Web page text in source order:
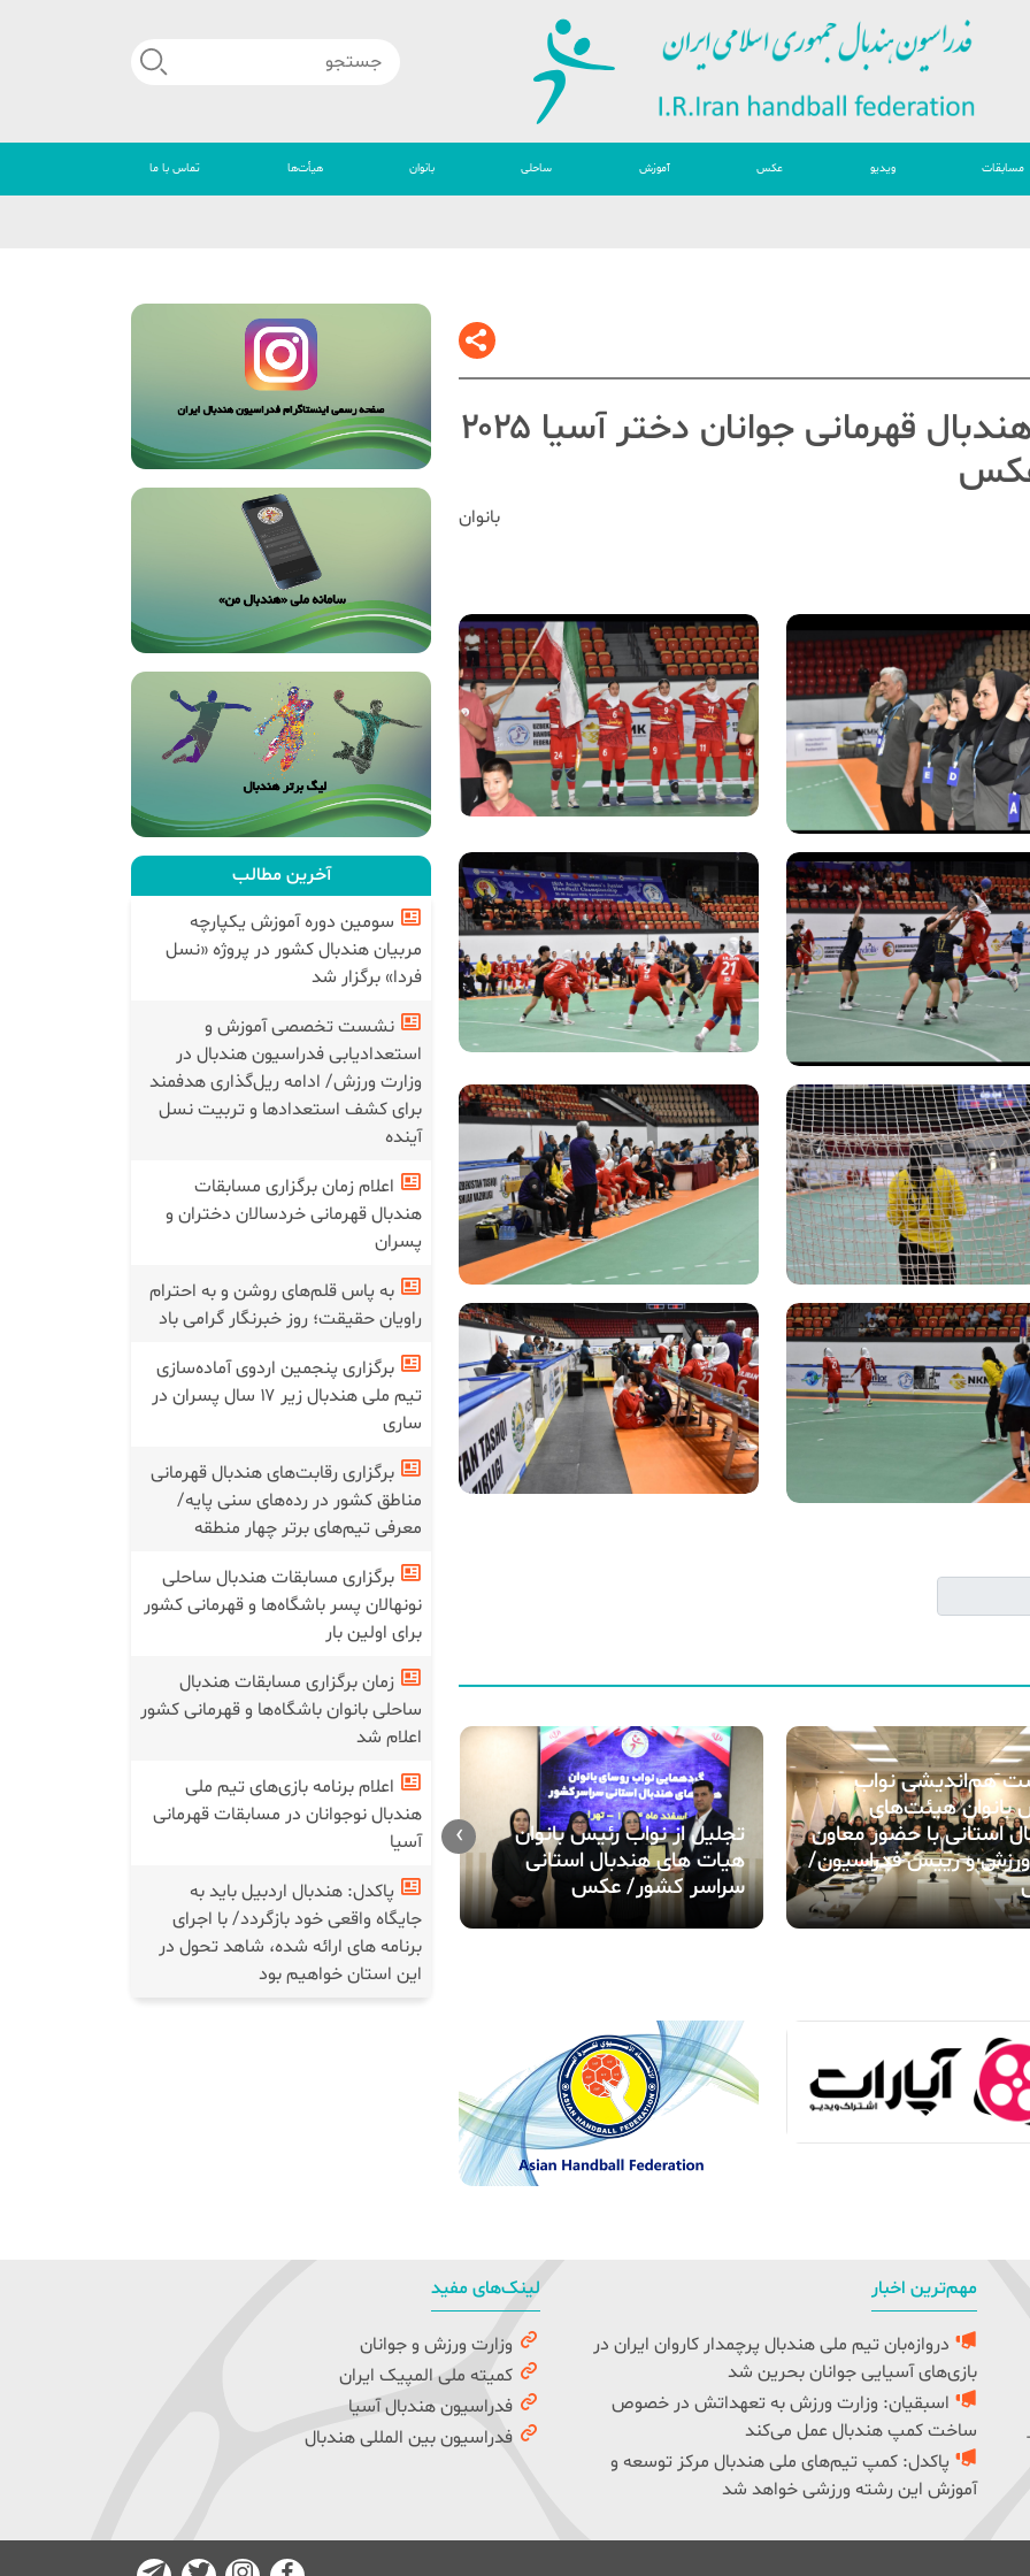
مسابقات ویدیو عکس آموزش ساحلی بانوان هیأت‌ها تماس با ما
هجدهمین دوره مسابقات هندبال قهرمانی جوانان دختر آسیا ۲۰۲۵
عکس
بانوان
هم‌اندیشی نواب
بانوان هیئت‌های
استانی با حضور معاون
ورزش و رییس فدراسیون/
تجلیل از نواب رئیس بانوان
هیات های هندبال استانی
سراسر کشور/ عکس
دیدار تیم ملی هندبال بانوان
ایران مقابل پاراگوئه/ عکس
›
آخرین مطالب
سومین دوره آموزش یکپارچه
مربیان هندبال کشور در پروژه «نسل
فردا» برگزار شد
نشست تخصصی آموزش و
استعدادیابی فدراسیون هندبال در
وزارت ورزش/ ادامه ریل‌گذاری هدفمند
برای کشف استعدادها و تربیت نسل
آینده
اعلام زمان برگزاری مسابقات
هندبال قهرمانی خردسالان دختران و
پسران
به پاس قلم‌های روشن و به احترام
راویان حقیقت؛ روز خبرنگار گرامی باد
برگزاری پنجمین اردوی آماده‌سازی
تیم ملی هندبال زیر ۱۷ سال پسران در
ساری
برگزاری رقابت‌های هندبال قهرمانی
مناطق کشور در رده‌های سنی پایه/
معرفی تیم‌های برتر چهار منطقه
برگزاری مسابقات هندبال ساحلی
نونهالان پسر باشگاه‌ها و قهرمانی کشور
برای اولین بار
زمان برگزاری مسابقات هندبال
ساحلی بانوان باشگاه‌ها و قهرمانی کشور
اعلام شد
اعلام برنامه بازی‌های تیم ملی
هندبال نوجوانان در مسابقات قهرمانی
آسیا
پاکدل: هندبال اردبیل باید به
جایگاه واقعی خود بازگردد/ با اجرای
برنامه های ارائه شده، شاهد تحول در
این استان خواهیم بود
مهم‌ترین اخبار
دروازه‌بان تیم ملی هندبال پرچمدار کاروان ایران در
بازی‌های آسیایی جوانان بحرین شد
اسبقیان: وزارت ورزش به تعهداتش در خصوص
ساخت کمپ هندبال عمل می‌کند
پاکدل: کمپ تیم‌های ملی هندبال مرکز توسعه و
آموزش این رشته ورزشی خواهد شد
لینک‌های مفید
وزارت ورزش و جوانان
کمیته ملی المپیک ایران
فدراسیون هندبال آسیا
فدراسیون بین المللی هندبال